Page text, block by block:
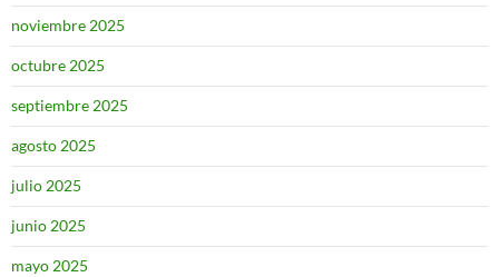
noviembre 2025
octubre 2025
septiembre 2025
agosto 2025
julio 2025
junio 2025
mayo 2025